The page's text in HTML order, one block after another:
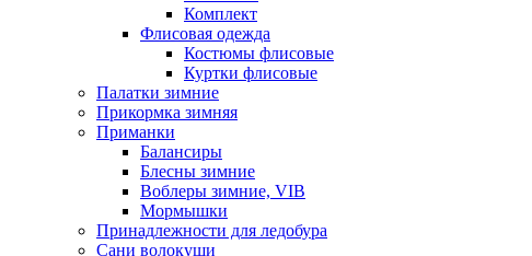
Комплект
Флисовая одежда
Костюмы флисовые
Куртки флисовые
Палатки зимние
Прикормка зимняя
Приманки
Балансиры
Блесны зимние
Воблеры зимние, VIB
Мормышки
Принадлежности для ледобура
Сани волокуши